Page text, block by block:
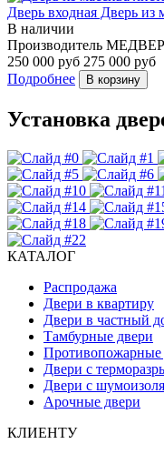
Дверь входная Дверь из
В наличии
Производитель
250 000 руб 275 000 руб
Подробнее
В корзину
Установка
КАТАЛОГ
Распродажа
Двери в квартиру
Двери в частный
Тамбурные двери
Противопожарные
Двери с
Двери с
Арочные двери
КЛИЕНТУ